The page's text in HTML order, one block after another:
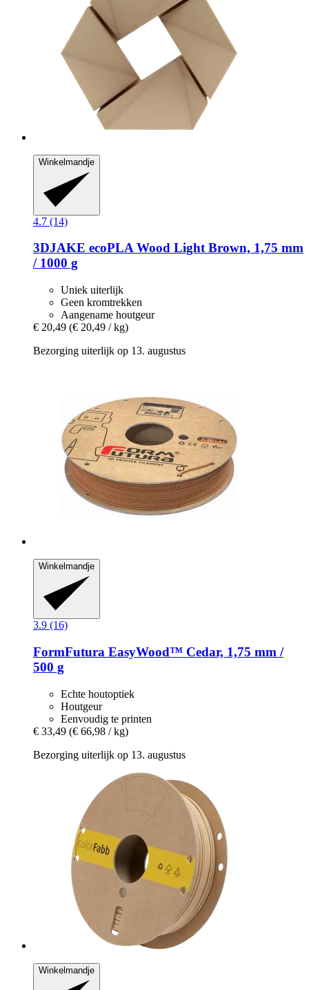
Winkelmandje
4.7 (14)
3DJAKE ecoPLA Wood Light Brown, 1,75 mm
/ 1000 g
Uniek uiterlijk
Geen kromtrekken
Aangename houtgeur
€ 20,49 (€ 20,49 / kg)
Bezorging uiterlijk op 13. augustus
Winkelmandje
3.9 (16)
FormFutura EasyWood™ Cedar, 1,75 mm /
500 g
Echte houtoptiek
Houtgeur
Eenvoudig te printen
€ 33,49 (€ 66,98 / kg)
Bezorging uiterlijk op 13. augustus
Winkelmandje